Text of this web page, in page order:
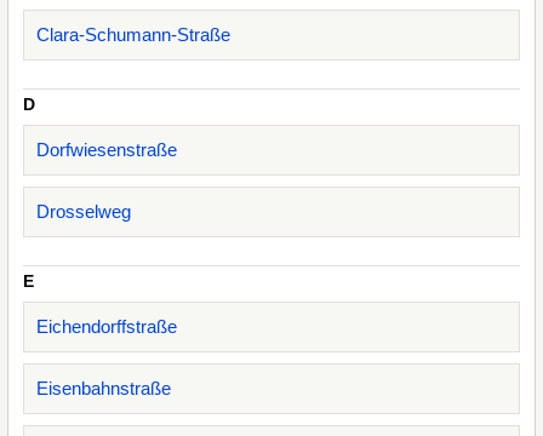
Clara-Schumann-Straße
D
Dorfwiesenstraße
Drosselweg
E
Eichendorffstraße
Eisenbahnstraße